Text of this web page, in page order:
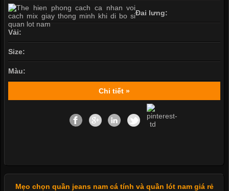
Đai lưng:
Vải:
Size:
Màu:
Chi tiết »
Mẹo chọn quần jeans nam cá tính và quần lót nam giá rẻ